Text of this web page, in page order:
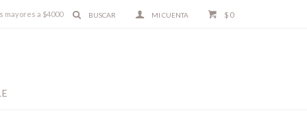
$ 0
mayores a $4000